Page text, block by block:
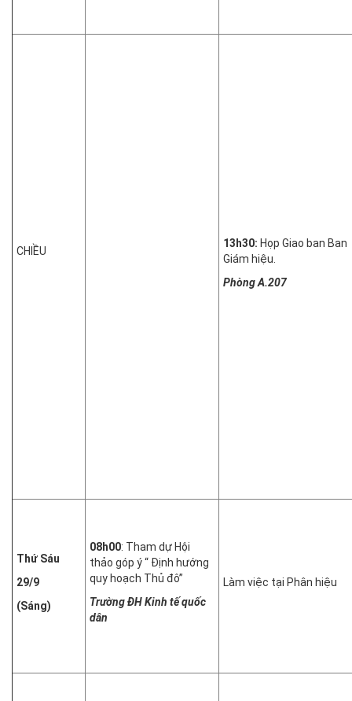
CHIỀU
13h30: Họp Giao ban Ban
Giám hiệu.
Phòng A.207
Thứ Sáu
29/9
(Sáng)
08h00: Tham dự Hội
thảo góp ý “ Định hướng
quy hoạch Thủ đô”
Trường ĐH Kinh tế quốc
dân
Làm việc tại Phân hiệu